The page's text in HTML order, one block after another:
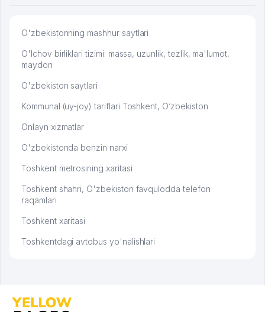
O'zbekistonning mashhur saytlari
O'lchov birliklari tizimi: massa, uzunlik, tezlik, ma'lumot,
maydon
O'zbekiston saytlari
Kommunal (uy-joy) tariflari Toshkent, O‘zbekiston
Onlayn xizmatlar
O'zbekistonda benzin narxi
Toshkent metrosining xaritasi
Toshkent shahri, O'zbekiston favqulodda telefon
raqamlari
Toshkent xaritasi
Toshkentdagi avtobus yo'nalishlari